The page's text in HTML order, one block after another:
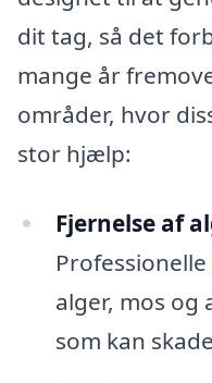
dit tag, så det
mange år
områder, hvor
stor hjælp:
Fjernelse af
alger, mos og
som kan